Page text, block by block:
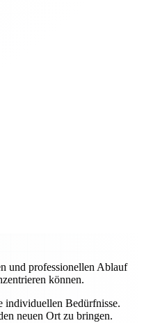
und professionellen Ablauf
können.
individuellen Bedürfnisse.
neuen Ort zu bringen.